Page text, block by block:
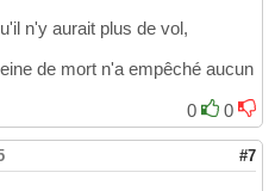
n'y aurait plus de vol,
de mort n'a empêché aucun
0
0
#7